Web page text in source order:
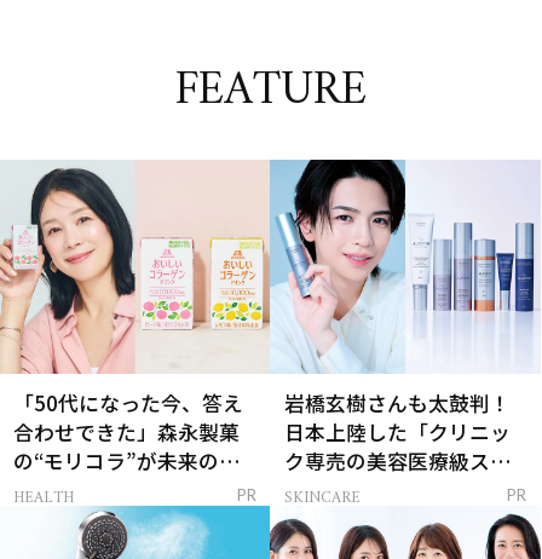
FEATURE
「50代になった今、答え
合わせできた」森永製菓
の“モリコラ”が未来のキ
レイを連れてくる！
HEALTH PR
岩橋玄樹さんも太鼓判！
日本上陸した「クリニッ
ク専売の美容医療級スキ
ンケア」
SKINCARE PR